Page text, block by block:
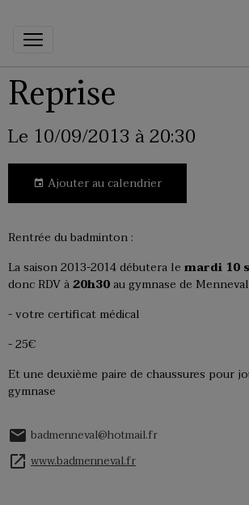
Reprise
Le 10/09/2013 à 20:30
Ajouter au calendrier
Rentrée du badminton :
La saison 2013-2014 débutera le mardi 10
donc RDV à20h30 au gymnase de
- votre certificat médical
- 25€
Et une deuxième paire de chaussures pour
gymnase
badmenneval@hotmail.fr
www.badmenneval.fr